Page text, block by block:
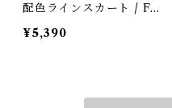
配色ラインスカート / Fau
x Suede Contrast Line
Skirt (残りわずか)
¥5,390